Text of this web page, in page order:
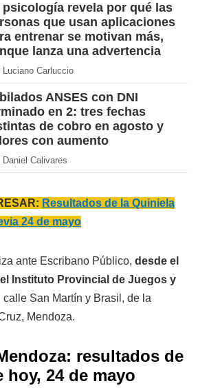
psicología revela por qué las
que usan aplicaciones
entrenar se motivan más,
lanza una advertencia
Carluccio
ANSES con DNI
en 2: tres fechas
de cobro en agosto y
con aumento
Calivares
Resultados de la Quiniela
24 de mayo
ante Escribano Público, desde el
Instituto Provincial de Juegos y
calle San Martín y Brasil, de la
Mendoza.
resultados de
hoy, 24 de mayo